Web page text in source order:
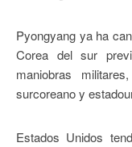
Pyongyang ya ha
Corea del sur
maniobras
surcoreano y
Estados Unidos